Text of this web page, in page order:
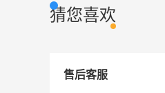
猜您喜欢
售后客服